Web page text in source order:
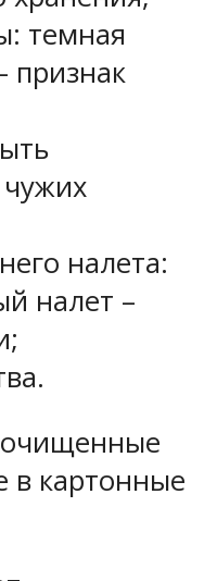
темная
признак
налета:
налет –
в картонные